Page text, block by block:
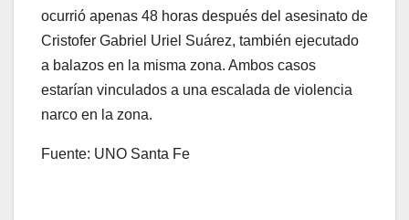
ocurrió apenas 48 horas después del asesinato de
Cristofer Gabriel Uriel Suárez, también ejecutado
a balazos en la misma zona. Ambos casos
estarían vinculados a una escalada de violencia
narco en la zona.
Fuente: UNO Santa Fe